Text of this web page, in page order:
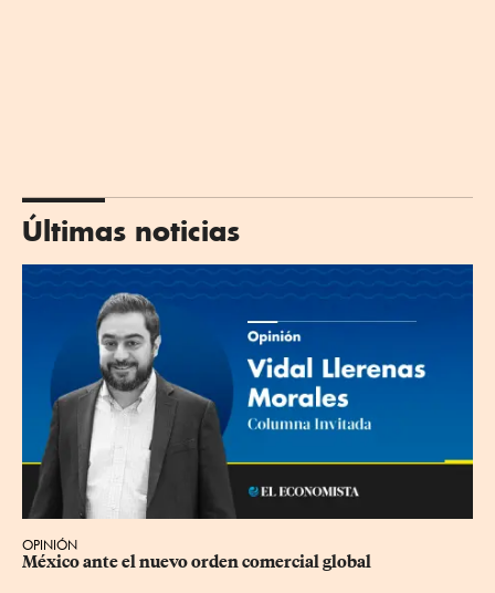
Últimas noticias
OPINIÓN
México ante el nuevo orden comercial global